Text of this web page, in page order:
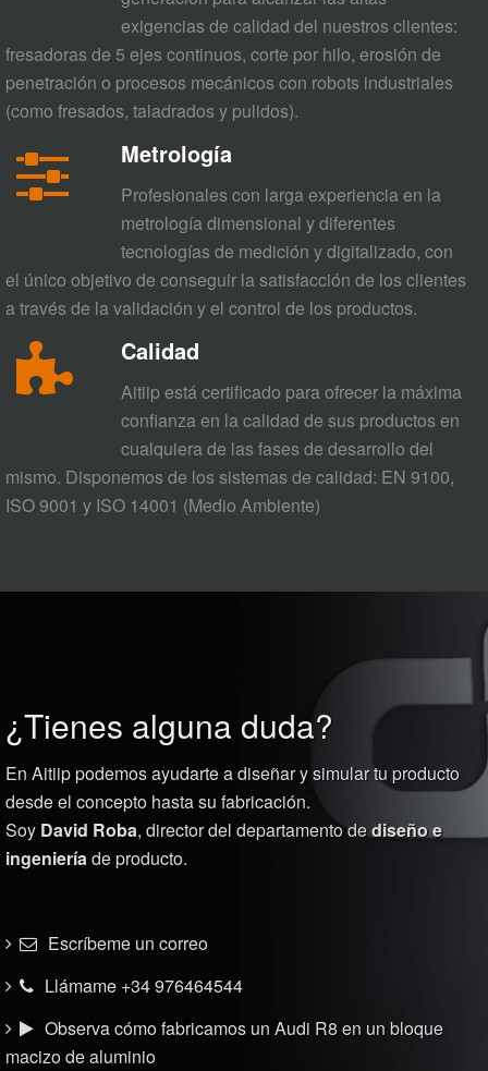
exigencias de calidad del nuestros clientes:
fresadoras de 5 ejes continuos, corte por hilo, erosión de
penetración o procesos mecánicos con robots industriales
(como fresados, taladrados y pulidos).
Metrología
Profesionales con larga experiencia en la
metrología dimensional y diferentes
tecnologías de medición y digitalizado, con
el único objetivo de conseguir la satisfacción de los clientes
a través de la validación y el control de los productos.
Calidad
Aitiip está certificado para ofrecer la máxima
confianza en la calidad de sus productos en
cualquiera de las fases de desarrollo del
mismo. Disponemos de los sistemas de calidad: EN 9100,
ISO 9001 y ISO 14001 (Medio Ambiente)
¿Tienes alguna duda?
En Aitiip podemos ayudarte a diseñar y simular tu producto
desde el concepto hasta su fabricación.
Soy David Roba, director del departamento dediseño e
ingenieríade producto.
Escríbeme un correo
Llámame +34 976464544
Observa cómo fabricamos un Audi R8 en un bloque
macizo de aluminio